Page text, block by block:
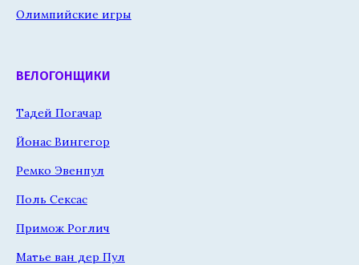
Олимпийские игры
ВЕЛОГОНЩИКИ
Тадей Погачар
Йонас Вингегор
Ремко Эвенпул
Поль Сексас
Примож Роглич
Матье ван дер Пул